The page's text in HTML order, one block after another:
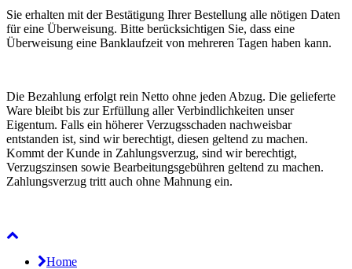
Sie erhalten mit der Bestätigung Ihrer Bestellung alle nötigen Daten
für eine Überweisung. Bitte berücksichtigen Sie, dass eine
Überweisung eine Banklaufzeit von mehreren Tagen haben kann.
Die Bezahlung erfolgt rein Netto ohne jeden Abzug. Die gelieferte
Ware bleibt bis zur Erfüllung aller Verbindlichkeiten unser
Eigentum. Falls ein höherer Verzugsschaden nachweisbar
entstanden ist, sind wir berechtigt, diesen geltend zu machen.
Kommt der Kunde in Zahlungsverzug, sind wir berechtigt,
Verzugszinsen sowie Bearbeitungsgebühren geltend zu machen.
Zahlungsverzug tritt auch ohne Mahnung ein.
Home